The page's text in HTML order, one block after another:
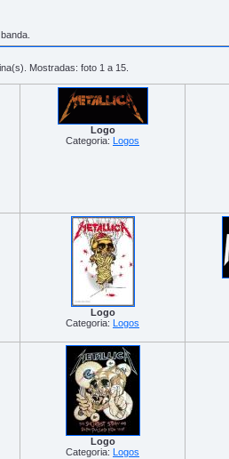
Mostradas: foto 1 a 15.
Logo
Categoria: Logos
Logo
Categoria: Logos
Logo
Categoria: Logos